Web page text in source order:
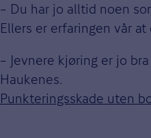
– Du har jo alltid noen
Ellers er erfaringen vår
– Jevnere kjøring er jo
Haukenes.
Punkteringsskade uten